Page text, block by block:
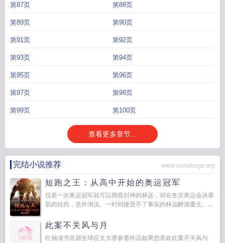
第87页 第88页
第89页 第90页
第91页 第92页
第93页 第94页
第95页 第96页
第97页 第98页
第99页 第100页
查看更多章节...
完结小说推荐 www.wanshuge.org
短跑之王：从高中开始的奥运冠军
仅差一次奥运冠军就可以彻底封神的林远，却在冬京奥运会决赛
肌肉拉伤，意外淘汰。一时间接受不了事实的林远醉酒重生。...
此案不关风与月
红袖读书首届全球征文大赛参赛作品如果您喜欢此案不关风与